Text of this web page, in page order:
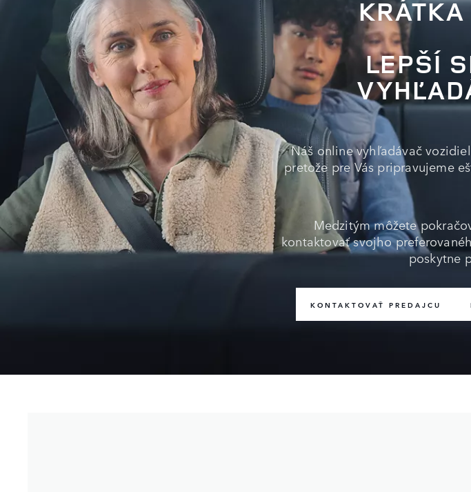
LEPŠÍ
Náš online vyhľadávač
pretože pre Vás pripravujeme
Medzitým môžete
kontaktovať svojho
poskytne
KONTAKTOVAŤ PREDAJCU